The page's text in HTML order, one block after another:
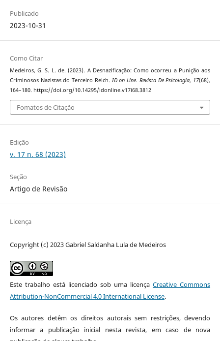
Publicado
2023-10-31
Como Citar
Medeiros, G. S. L. de. (2023). A Desnazificação: Como ocorreu a Punição aos
Criminosos Nazistas do Terceiro Reich. ID on Line. Revista De Psicologia, 17(68),
164–180. https://doi.org/10.14295/idonline.v17i68.3812
Fomatos de Citação
Edição
v. 17 n. 68 (2023)
Seção
Artigo de Revisão
Licença
Copyright (c) 2023 Gabriel Saldanha Lula de Medeiros
Este trabalho está licenciado sob uma licençaCreative Commons
Attribution-NonCommercial 4.0 International License.
Os autores detêm os direitos autorais sem restrições, devendo
informar a publicação inicial nesta revista, em caso de nova